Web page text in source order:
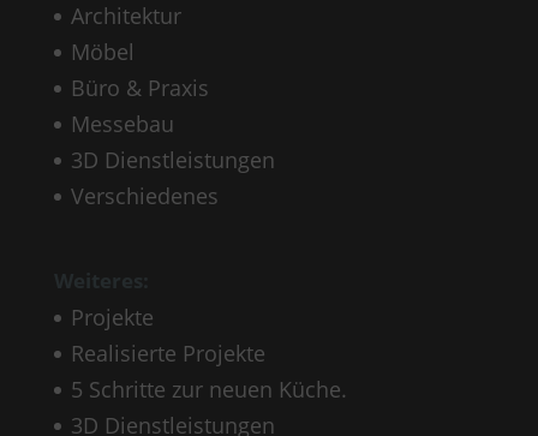
Architektur
Möbel
Büro & Praxis
Messebau
3D Dienstleistungen
Verschiedenes
Projekte
Realisierte Projekte
5 Schritte zur neuen Küche.
3D Dienstleistungen